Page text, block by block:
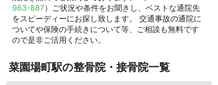
963-887）ご状況や条件をお聞きし、ベストな通院先
をスピーディーにお探し致します。 交通事故の通院に
ついてや保険の手続きについて等、ご相談も無料です
ので是非ご活用ください。
菜園場町駅の整骨院・接骨院一覧